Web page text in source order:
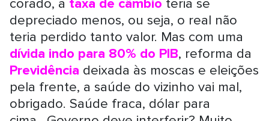
corado, a taxa de câmbio teria se
depreciado menos, ou seja, o real não
teria perdido tanto valor. Mas com uma
dívida indo para 80% do PIB, reforma da
Previdência deixada às moscas e eleições
pela frente, a saúde do vizinho vai mal,
obrigado. Saúde fraca, dólar para